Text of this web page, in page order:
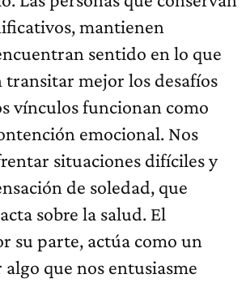
mantienen
sentido en lo que
transitar mejor los desafíos
vínculos funcionan como
emocional. Nos
situaciones difíciles y
de soledad, que
sobre la salud. El
su parte, actúa como un
que nos entusiasme